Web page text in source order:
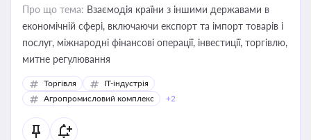
Про що тема: Взаємодія країни з іншими державами в
економічній сфері, включаючи експорт та імпорт товарів і
послуг, міжнародні фінансові операції, інвестиції, торгівлю,
митне регулювання
Торгівля
IT-індустрія
Агропромисловий комплекс
+2